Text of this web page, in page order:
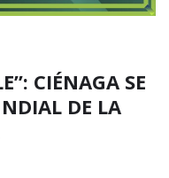
CIÉNAGA SE
DE LA